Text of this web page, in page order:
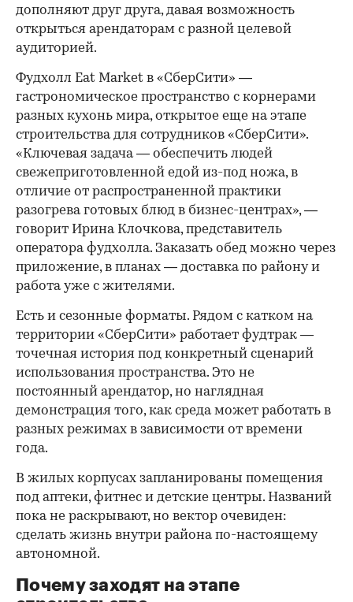
дополняют друг друга, давая возможность
открыться арендаторам с разной целевой
аудиторией.
Фудхолл Eat Market в «СберСити» —
гастрономическое пространство с корнерами
разных кухонь мира, открытое еще на этапе
строительства для сотрудников «СберСити».
«Ключевая задача — обеспечить людей
свежеприготовленной едой из-под ножа, в
отличие от распространенной практики
разогрева готовых блюд в бизнес-центрах», —
говорит Ирина Клочкова, представитель
оператора фудхолла. Заказать обед можно через
приложение, в планах — доставка по району и
работа уже с жителями.
Есть и сезонные форматы. Рядом с катком на
территории «СберСити» работает фудтрак —
точечная история под конкретный сценарий
использования пространства. Это не
постоянный арендатор, но наглядная
демонстрация того, как среда может работать в
разных режимах в зависимости от времени
года.
В жилых корпусах запланированы помещения
под аптеки, фитнес и детские центры. Названий
пока не раскрывают, но вектор очевиден:
сделать жизнь внутри района по-настоящему
автономной.
Почему заходят на этапе